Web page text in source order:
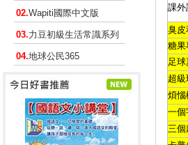
02.Wapiti國際中文版
03.力豆初級生活常識系列
04.地球公民365
課外
臭皮
糖果
足
超
煩惱
一個
三個